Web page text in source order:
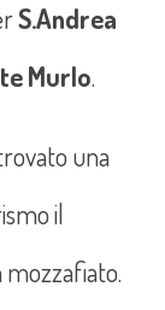
S.Andrea
Murlo.
una
il
mozzafiato.